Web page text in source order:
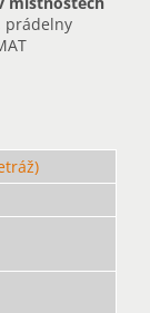
prádelny